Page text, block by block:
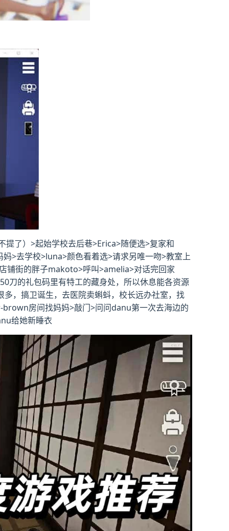
了）>起始学校去后巷>Erica>随便选>复家和
>去学校>luna>颜色看着选>请求另唯一吻>教室上
铺街的胖子makoto>呼叫>amelia>对话完回家
刀的礼包码里有特工的藏身处，所以休息能各资源
，搞卫诞生，去医院卖蝌蚪，校长远办社室，找
房间找妈妈>敲门>问问danu第一次去海边的
给她新睡衣